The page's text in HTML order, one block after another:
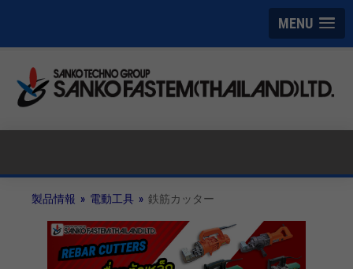
MENU
製品情報 » 電動工具 » 鉄筋カッター